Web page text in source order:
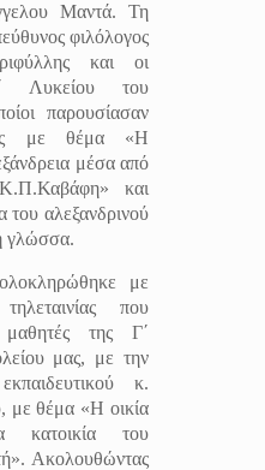
Μαντά. Τη
φιλόλογος
και οι
Λυκείου του
παρουσίασαν
με θέμα «Η
μέσα από
και
του αλεξανδρινού
γλώσσα.
με
που
μαθητές της Γ΄
μας, με την
κ.
με θέμα «Η οικία
κατοικία του
Ακολουθώντας